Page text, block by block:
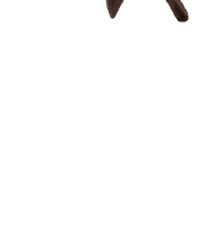
なんでゲームは面